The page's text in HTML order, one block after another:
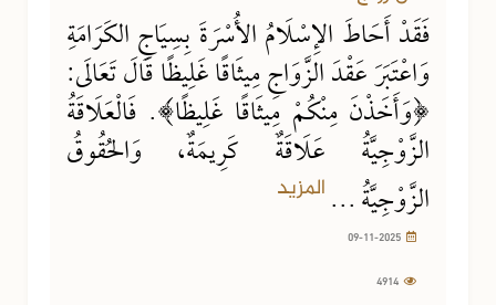
فَقَدْ أَحَاطَ الإِسْلَامُ الأُسْرَةَ بِسِيَاجِ الكَرَامَةِ
وَاعْتَبَرَ عَقْدَ الزَّوَاجِ مِيثَاقًا غَلِيظًا قَالَ تَعَالَى:
﴿وَأَخَذْنَ مِنْكُمْ مِيثَاقًا غَلِيظًا﴾. فَالْعَلَاقَةُ
الزَّوْجِيَّةُ عَلَاقَةٌ كَرِيمَةٌ، وَالحُقُوقُ
الزَّوْجِيَّةُ ... المزيد